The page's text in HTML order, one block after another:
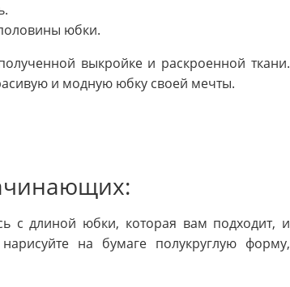
юбки.
выкройке и раскроенной ткани.
и модную юбку своей мечты.
с длиной юбки, которая вам подходит, и
на бумаге полукруглую форму,